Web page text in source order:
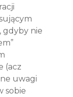
, gdyby nie
(acz
uwagi
sobie